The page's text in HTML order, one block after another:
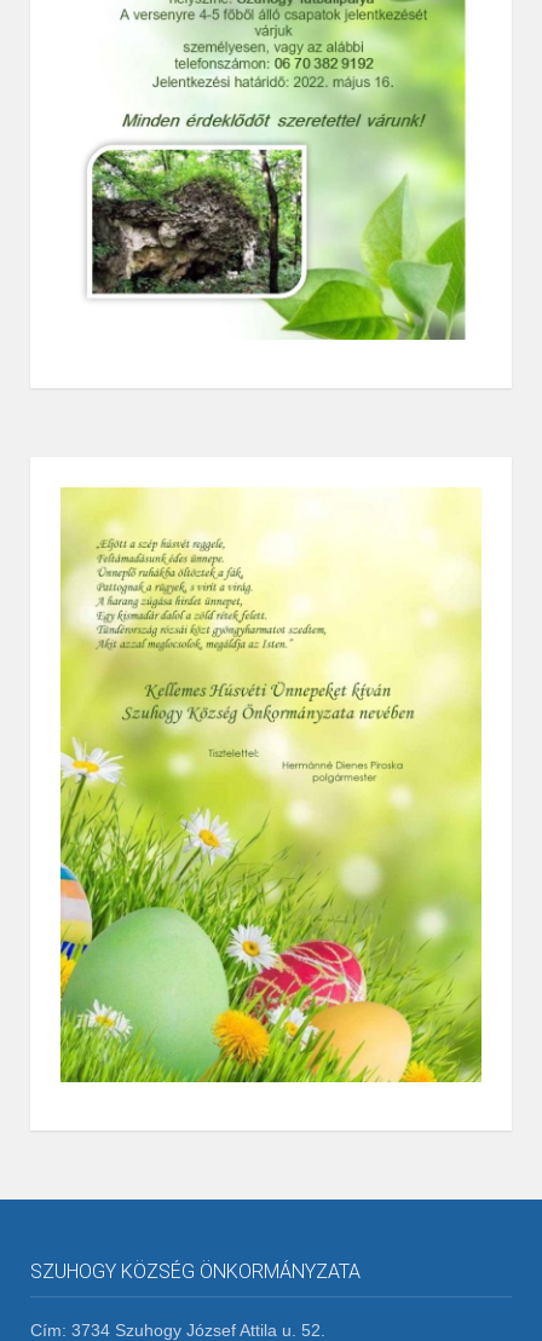
SZUHOGY KÖZSÉG ÖNKORMÁNYZATA
Cím: 3734 Szuhogy József Attila u. 52.